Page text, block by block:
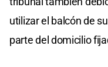
utilizar el balcón de
parte del domicilio